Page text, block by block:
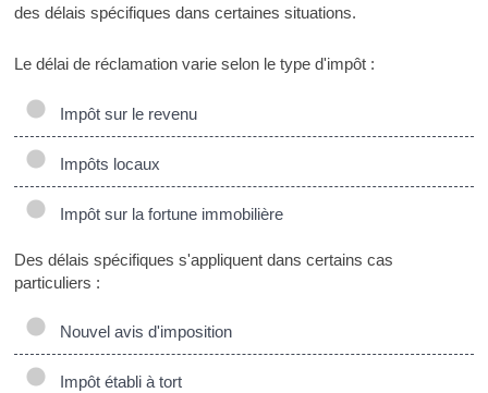
des délais spécifiques dans certaines situations.
Le délai de réclamation varie selon le type d'impôt :
Impôt sur le revenu
Impôts locaux
Impôt sur la fortune immobilière
Des délais spécifiques s'appliquent dans certains cas
particuliers :
Nouvel avis d'imposition
Impôt établi à tort